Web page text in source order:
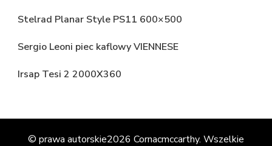
Stelrad Planar Style PS11 600×500
Sergio Leoni piec kaflowy VIENNESE
Irsap Tesi 2 2000X360
© prawa autorskie2026 Cornacmccarthy. Wszelkie